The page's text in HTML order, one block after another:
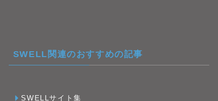
SWELL関連のおすすめの記事
SWELLサイト集